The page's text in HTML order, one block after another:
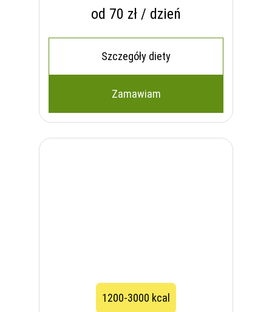
od 70 zł / dzień
Szczegóły diety
Zamawiam
1200-3000 kcal